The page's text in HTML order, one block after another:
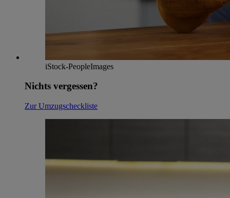
iStock-PeopleImages
Nichts vergessen?
Zur Umzugscheckliste